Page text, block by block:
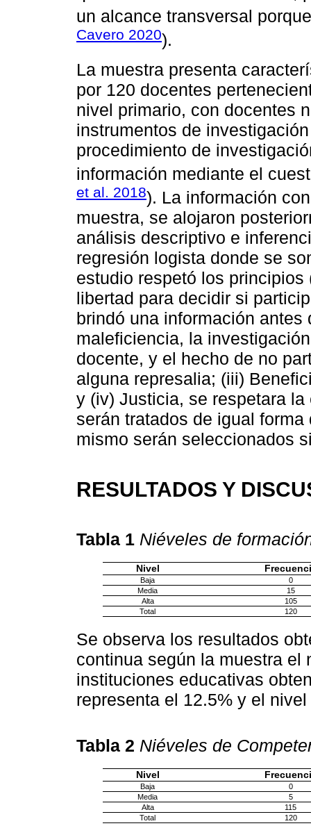
un alcance transversal
Cavero 2020).
La muestra presenta
por 120 docentes
nivel primario, con docentes
instrumentos de
procedimiento de
información mediante el
et al. 2018). La información
muestra, se alojaron
análisis descriptivo e
regresión logista donde se
estudio respetó los
libertad para decidir si
brindó una información
maleficiencia, la
docente, y el hecho de no
alguna represalia; (iii)
y (iv) Justicia, se respetara
serán tratados de igual
mismo serán seleccionados
RESULTADOS Y
Tabla 1 Niéveles de
Nivel
Baja
0
Media
15
Alta
105
Total
120
Se observa los resultados
continua según la muestra el
instituciones educativas
representa el 12.5% y el
Tabla 2 Niéveles de
Nivel
Baja
0
Media
5
Alta
115
Total
120